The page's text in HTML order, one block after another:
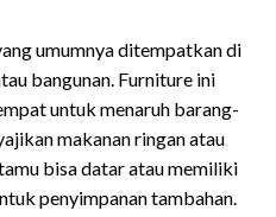
umumnya ditempatkan di
bangunan. Furniture ini
untuk menaruh barang-
makanan ringan atau
bisa datar atau memiliki
penyimpanan tambahan.